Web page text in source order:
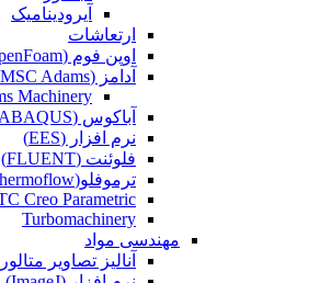
آیرودینامیک
ارتعاشات
اوپن فوم (OpenFoam)
آدامز (MSC Adams)
Machinery
آباکوس (ABAQUS)
نرم افزار (EES)
فلوئنت (FLUENT)
ترموفلو(Thermoflow)
Creo Parametric
Turbomachinery
مهندسی مواد
آنالیز تصاویر